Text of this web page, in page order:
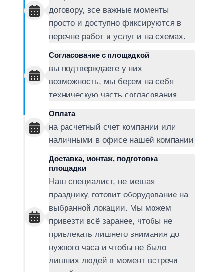
договору, все важные моменты
просто и доступно фиксируются в
перечне работ и услуг и на схемах.
Согласование с площадкой
вы подтверждаете у них
возможность, мы берем на себя
техническую часть согласования
Оплата
на расчетный счет компании или
наличными в офисе нашей компании
Доставка, монтаж, подготовка
площадки
Наш специалист, не мешая
празднику, готовит оборудование на
выбранной локации. Мы можем
привезти всё заранее, чтобы не
привлекать лишнего внимания до
нужного часа и чтобы не было
лишних людей в момент встречи